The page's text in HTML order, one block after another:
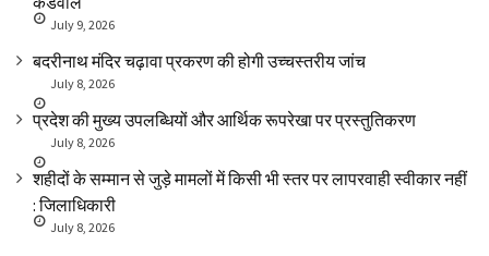
July 9, 2026
बदरीनाथ मंदिर चढ़ावा प्रकरण की होगी उच्चस्तरीय जांच
July 8, 2026
प्रदेश की मुख्य उपलब्धियों और आर्थिक रूपरेखा पर प्रस्तुतिकरण
July 8, 2026
शहीदों के सम्मान से जुड़े मामलों में किसी भी स्तर पर लापरवाही स्वीकार नहीं
: जिलाधिकारी
July 8, 2026